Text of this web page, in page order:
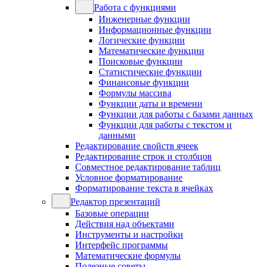
Работа с функциями
Инженерные функции
Информационные функции
Логические функции
Математические функции
Поисковые функции
Статистические функции
Финансовые функции
Формулы массива
Функции даты и времени
Функции для работы с базами данных
Функции для работы с текстом и
данными
Редактирование свойств ячеек
Редактирование строк и столбцов
Совместное редактирование таблиц
Условное форматирование
Форматирование текста в ячейках
Редактор презентаций
Базовые операции
Действия над объектами
Инструменты и настройки
Интерфейс программы
Математические формулы